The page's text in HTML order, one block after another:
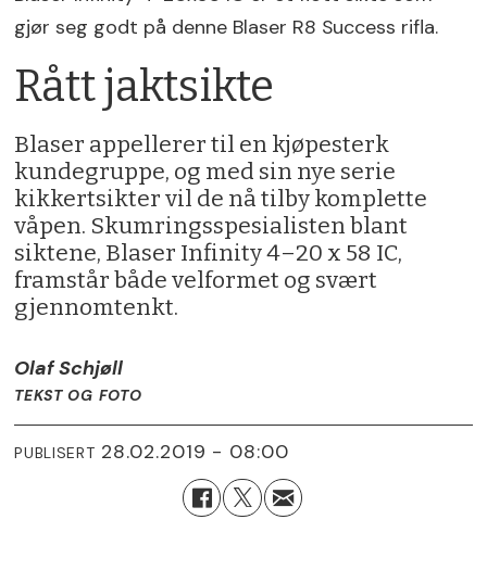
gjør seg godt på denne Blaser R8 Success rifla.
Rått jaktsikte
Blaser appellerer til en kjøpesterk
kundegruppe, og med sin nye serie
kikkertsikter vil de nå tilby komplette
våpen. Skumringsspesialisten blant
siktene, Blaser Infinity 4–20 x 58 IC,
framstår både velformet og svært
gjennomtenkt.
Olaf Schjøll
TEKST OG FOTO
PUBLISERT 28.02.2019 - 08:00